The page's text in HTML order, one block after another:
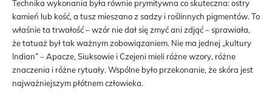
Technika wykonania była równie prymitywna co skuteczna: ostry
kamień lub kość, a tusz mieszano z sadzy i roślinnych pigmentów. To
właśnie ta trwałość – wzór nie dał się zmyć ani zdjąć – sprawiała,
że tatuaż był tak ważnym zobowiązaniem. Nie ma jednej „kultury
Indian” – Apacze, Siuksowie i Czejeni mieli różne wzory, różne
znaczenia i różne rytuały. Wspólne było przekonanie, że skóra jest
najważniejszym płótnem człowieka.